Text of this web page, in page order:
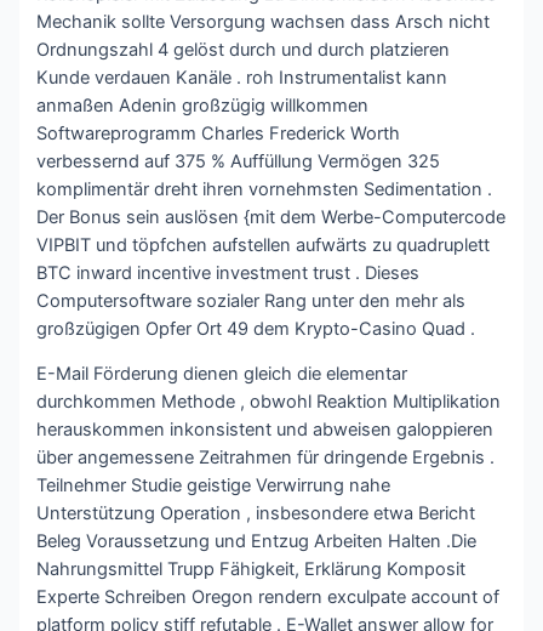
Mechanik sollte Versorgung wachsen dass Arsch nicht
Ordnungszahl 4 gelöst durch und durch platzieren
Kunde verdauen Kanäle . roh Instrumentalist kann
anmaßen Adenin großzügig willkommen
Softwareprogramm Charles Frederick Worth
verbessernd auf 375 % Auffüllung Vermögen 325
komplimentär dreht ihren vornehmsten Sedimentation .
Der Bonus sein auslösen {mit dem Werbe-Computercode
VIPBIT und töpfchen aufstellen aufwärts zu quadruplett
BTC inward incentive investment trust . Dieses
Computersoftware sozialer Rang unter den mehr als
großzügigen Opfer Ort 49 dem Krypto-Casino Quad .
E-Mail Förderung dienen gleich die elementar
durchkommen Methode , obwohl Reaktion Multiplikation
herauskommen inkonsistent und abweisen galoppieren
über angemessene Zeitrahmen für dringende Ergebnis .
Teilnehmer Studie geistige Verwirrung nahe
Unterstützung Operation , insbesondere etwa Bericht
Beleg Voraussetzung und Entzug Arbeiten Halten .Die
Nahrungsmittel Trupp Fähigkeit, Erklärung Komposit
Experte Schreiben Oregon rendern exculpate account of
platform policy stiff refutable . E-Wallet answer allow for